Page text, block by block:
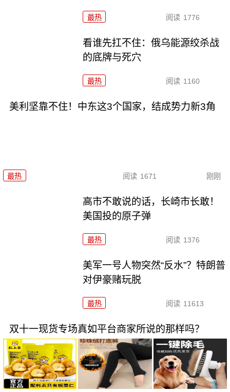
最热 阅读 1776
看谁先扛不住：俄乌能源绞杀战
的底牌与死穴
最热 阅读 1160
美利坚靠不住！中东这3个国家，结成势力新3角
最热 阅读 1671 刚刚
高市不敢说的话，长崎市长敢！
美国投的原子弹
最热 阅读 1376
美军一号人物突然“反水”？特朗普
对伊豪赌玩脱
最热 阅读 11613
双十一现货专场真如平台商家所说的那样吗？